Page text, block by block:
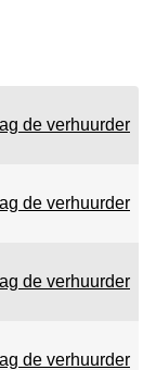
de verhuurder
de verhuurder
de verhuurder
de verhuurder